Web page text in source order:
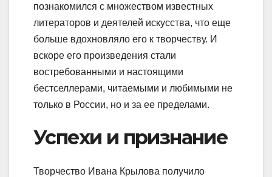
познакомился с множеством известных
литераторов и деятелей искусства, что еще
больше вдохновляло его к творчеству. И
вскоре его произведения стали
востребованными и настоящими
бестселлерами, читаемыми и любимыми не
только в России, но и за ее пределами.
Успехи и признание
Творчество Ивана Крылова получило